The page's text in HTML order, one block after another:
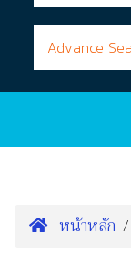
Advance
หน้าหลัก